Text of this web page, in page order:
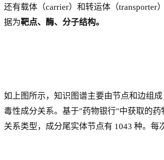
还有载体（carrier）和转运体（
据为靶点、酶、分子结构。
如上图所示，知识图谱主要由节点和边组
毒性成分关系。基于"药物银行"中获取的药
关系类型，成分尾实体节点有 1043 种。